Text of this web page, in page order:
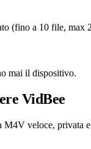
(fino a 10 file, max
mai il dispositivo.
VidBee
M4V veloce, privata